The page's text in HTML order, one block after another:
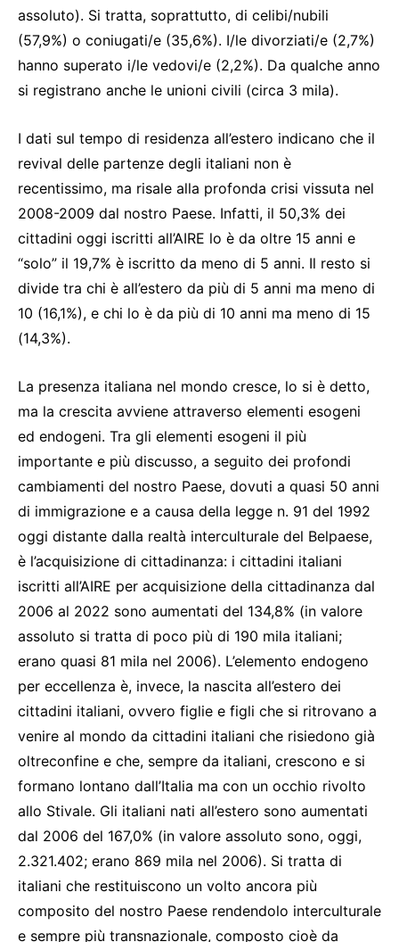
assoluto). Si tratta, soprattutto, di celibi/nubili
(57,9%) o coniugati/e (35,6%). I/le divorziati/e (2,7%)
hanno superato i/le vedovi/e (2,2%). Da qualche anno
si registrano anche le unioni civili (circa 3 mila).
I dati sul tempo di residenza all’estero indicano che il
revival delle partenze degli italiani non è
recentissimo, ma risale alla profonda crisi vissuta nel
2008-2009 dal nostro Paese. Infatti, il 50,3% dei
cittadini oggi iscritti all’AIRE lo è da oltre 15 anni e
“solo” il 19,7% è iscritto da meno di 5 anni. Il resto si
divide tra chi è all’estero da più di 5 anni ma meno di
10 (16,1%), e chi lo è da più di 10 anni ma meno di 15
(14,3%).
La presenza italiana nel mondo cresce, lo si è detto,
ma la crescita avviene attraverso elementi esogeni
ed endogeni. Tra gli elementi esogeni il più
importante e più discusso, a seguito dei profondi
cambiamenti del nostro Paese, dovuti a quasi 50 anni
di immigrazione e a causa della legge n. 91 del 1992
oggi distante dalla realtà interculturale del Belpaese,
è l’acquisizione di cittadinanza: i cittadini italiani
iscritti all’AIRE per acquisizione della cittadinanza dal
2006 al 2022 sono aumentati del 134,8% (in valore
assoluto si tratta di poco più di 190 mila italiani;
erano quasi 81 mila nel 2006). L’elemento endogeno
per eccellenza è, invece, la nascita all’estero dei
cittadini italiani, ovvero figlie e figli che si ritrovano a
venire al mondo da cittadini italiani che risiedono già
oltreconfine e che, sempre da italiani, crescono e si
formano lontano dall’Italia ma con un occhio rivolto
allo Stivale. Gli italiani nati all’estero sono aumentati
dal 2006 del 167,0% (in valore assoluto sono, oggi,
2.321.402; erano 869 mila nel 2006). Si tratta di
italiani che restituiscono un volto ancora più
composito del nostro Paese rendendolo interculturale
e sempre più transnazionale, composto cioè da